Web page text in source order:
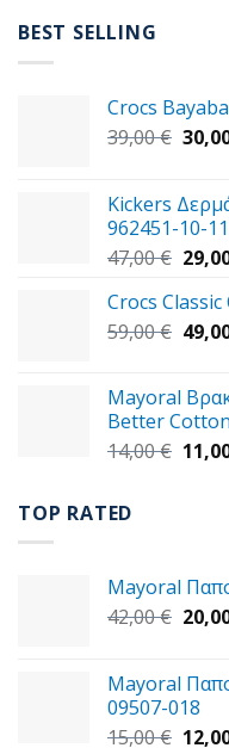
BEST SELLING
Crocs
39,00€
Kickers
962451-10-
47,00€
was:
Crocs
59,00€
Mayoral
Better
14,00€
TOP RATED
Mayoral
42,00€
Mayoral
09507-018
15,00€